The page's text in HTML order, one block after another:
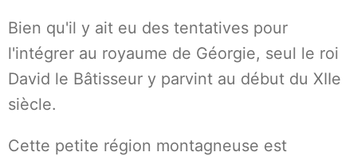
Bien qu'il y ait eu des tentatives pour
l'intégrer au royaume de Géorgie, seul le roi
David le Bâtisseur y parvint au début du XIIe
siècle.
Cette petite région montagneuse est